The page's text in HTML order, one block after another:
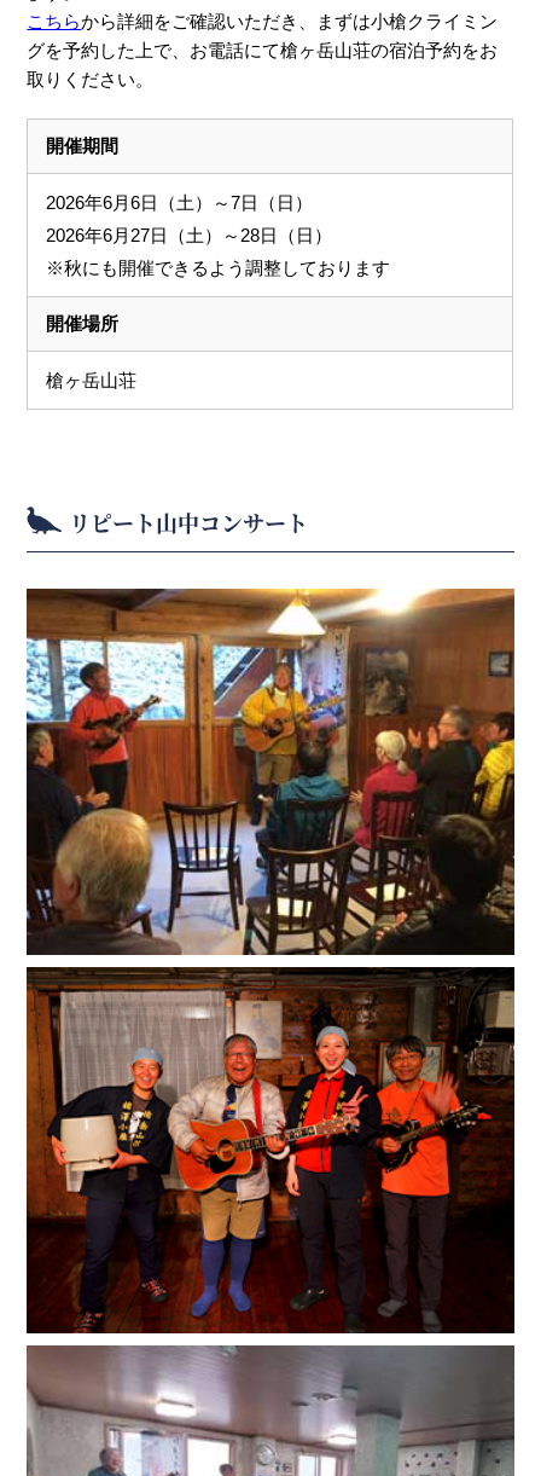
こちらから詳細をご確認いただき、まずは小槍クライミン
グを予約した上で、お電話にて槍ヶ岳山荘の宿泊予約をお
取りください。
開催期間
2026年6月6日（土）～7日（日）
2026年6月27日（土）～28日（日）
※秋にも開催できるよう調整しております
開催場所
槍ヶ岳山荘
リピート山中コンサート